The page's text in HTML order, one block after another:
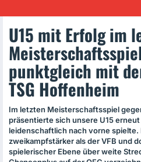
U15 mit Erfolg im
punktgleich mit
TSG Hoffenheim
Im letzten Meisterschaftsspiel
präsentierte sich unsere U15
leidenschaftlich nach vorne spielte.
zweikampfstärker als derVFB und
spielerischer Ebene über weite